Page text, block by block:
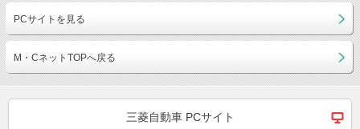
PCサイトを見る
M・CネットTOPへ戻る
三菱自動車 PCサイト